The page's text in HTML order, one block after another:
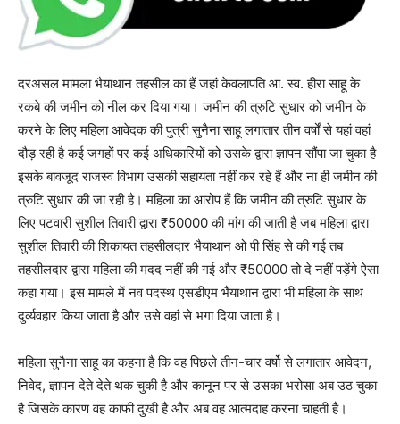
दरअसल मामला भैयाथान तहसील का हैं जहां केवलापति आ. स्व. हीरा साहू के
रकबे की जमीन को नील कर दिया गया। जमीन की त्रुटि सुधार को जमीन के
करने के लिए महिला आवेदक की पुत्री सुनैना साहू लगातार तीन वर्षों से यहां वहां
दौड़ रही है कई जगहों पर कई अधिकारियों को उसके द्वारा ज्ञापन सौंपा जा चुका है
इसके बावजूद राजस्व विभाग उसकी सहायता नहीं कर रहे हैं और ना ही जमीन की
त्रुटि सुधार की जा रही है। महिला का आरोप हैं कि जमीन की त्रुटि सुधार के
लिए पटवारी सुशील तिवारी द्वारा ₹50000 की मांग की जाती है जब महिला द्वारा
सुशील तिवारी की शिकायत तहसीलदार भैयाथान ओ पी सिंह से की गई तब
तहसीलदार द्वारा महिला की मदद नहीं की गई और ₹50000 तो दे नहीं पड़ेंगे ऐसा
कहा गया। इस मामले में नव पदस्थ एसडीएम भैयाथान द्वारा भी महिला के साथ
दुर्व्यवहार किया जाता है और उसे वहां से भगा दिया जाता है।
महिला सुनैना साहू का कहना है कि वह पिछले तीन-चार वर्षो से लगातार आवेदन,
निवेद, ज्ञापन देते देते थक चुकी है और कानून पर से उसका भरोसा अब उठ चुका
है जिसके कारण वह काफी दुखी है और अब वह आत्मदाह करना चाहती है।